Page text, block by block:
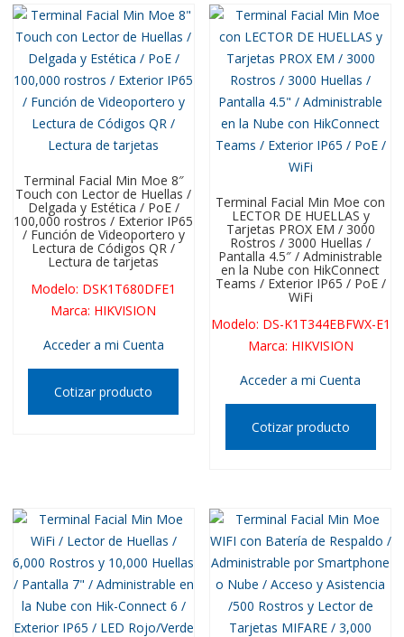
Terminal Facial Min Moe 8″
Touch con Lector de Huellas /
Delgada y Estética / PoE /
100,000 rostros / Exterior IP65
/ Función de Videoportero y
Lectura de Códigos QR /
Lectura de tarjetas
Modelo: DSK1T680DFE1
Marca: HIKVISION
Acceder a mi Cuenta
Cotizar producto
Terminal Facial Min Moe con
LECTOR DE HUELLAS y
Tarjetas PROX EM / 3000
Rostros / 3000 Huellas /
Pantalla 4.5″ / Administrable
en la Nube con HikConnect
Teams / Exterior IP65 / PoE /
WiFi
Modelo: DS-K1T344EBFWX-E1
Marca: HIKVISION
Acceder a mi Cuenta
Cotizar producto